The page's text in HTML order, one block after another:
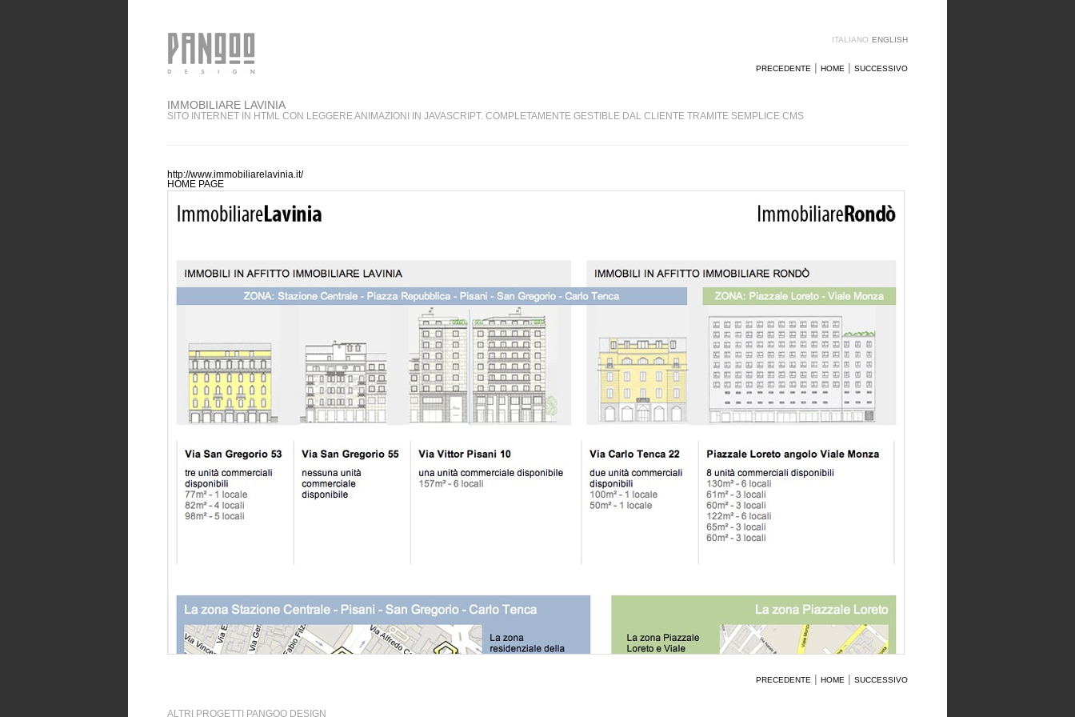
ITALIANO ENGLISH
PRECEDENTE | HOME | SUCCESSIVO
IMMOBILIARE LAVINIA
SITO INTERNET IN HTML CON LEGGERE ANIMAZIONI IN JAVASCRIPT. COMPLETAMENTE GESTIBLE DAL CLIENTE TRAMITE SEMPLICE CMS
http://www.immobiliarelavinia.it/
HOME PAGE
PRECEDENTE | HOME | SUCCESSIVO
ALTRI PROGETTI PANGOO DESIGN